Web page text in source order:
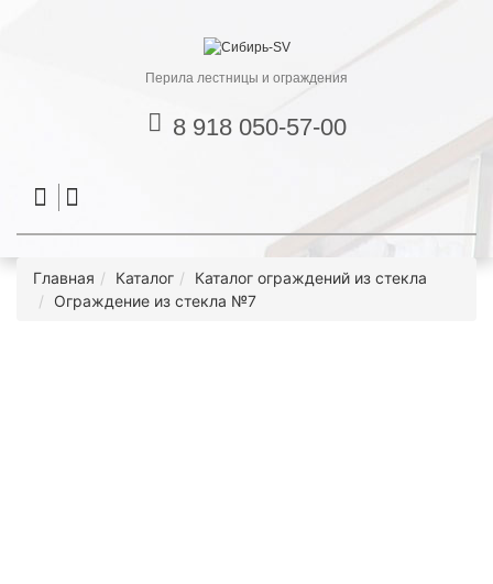
Перила лестницы и ограждения
8 918 050-57-00
Главная Каталог
Каталог ограждений из стекла
Ограждение из стекла №7